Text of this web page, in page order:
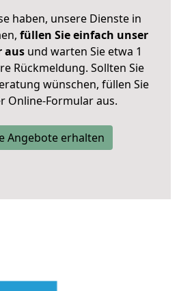
haben, unsere Dienste in
füllen Sie einfach unser
ausund warten Sie etwa 1
Rückmeldung. Sollten Sie
wünschen, füllen Sie
Online-Formular aus.
Angebote erhalten